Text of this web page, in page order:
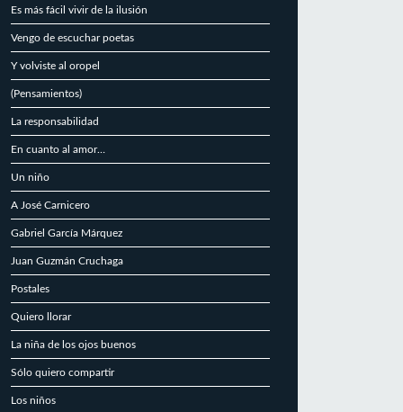
Es más fácil vivir de la ilusión
Vengo de escuchar poetas
Y volviste al oropel
(Pensamientos)
La responsabilidad
En cuanto al amor…
Un niño
A José Carnicero
Gabriel García Márquez
Juan Guzmán Cruchaga
Postales
Quiero llorar
La niña de los ojos buenos
Sólo quiero compartir
Los niños